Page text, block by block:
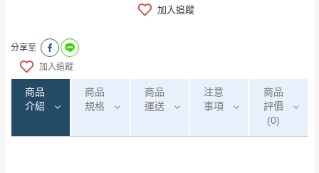
加入追蹤
分享至
加入追蹤
商品
介紹
商品
規格
商品
運送
注意
事項
商品
評價
(0)